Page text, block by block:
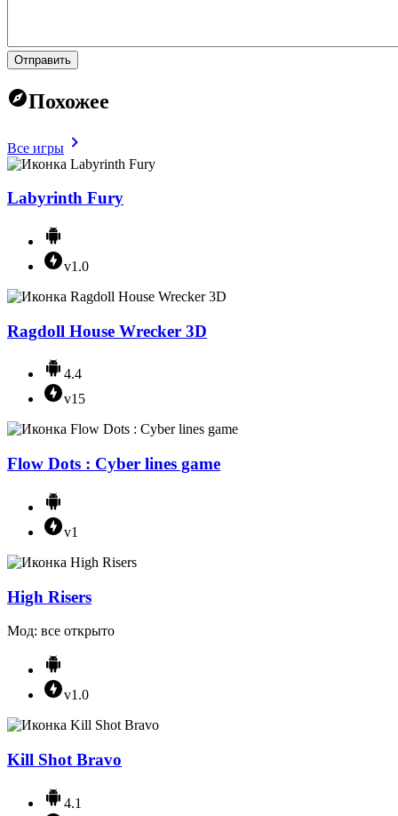
Отправить
Похожее
Все игры
Labyrinth Fury
v1.0
Ragdoll House Wrecker 3D
4.4
v15
Flow Dots : Cyber lines game
v1
High Risers
Мод: все открыто
v1.0
Kill Shot Bravo
4.1